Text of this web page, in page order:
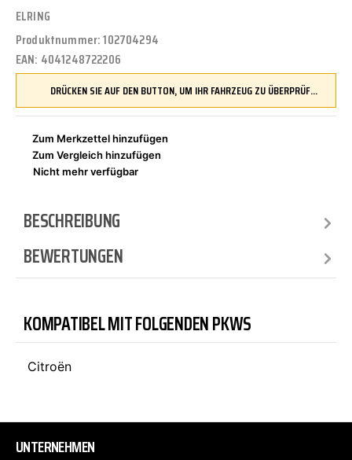
ELRING
Produktnummer:102704294
EAN: 4041248722206
DRÜCKEN SIE AUF DEN BUTTON, UM IHR FAHRZEUG ZU ÜBERPRÜFEN UND SICHERZUSTELLEN, DASS DIESES TEIL KOMPATIBEL IST, BEVOR SIE ES BESTELLEN
Zum Merkzettel hinzufügen
Zum Vergleich hinzufügen
Nicht mehr verfügbar
BESCHREIBUNG
BEWERTUNGEN
KOMPATIBEL MIT FOLGENDEN PKWS
Citroën
UNTERNEHMEN